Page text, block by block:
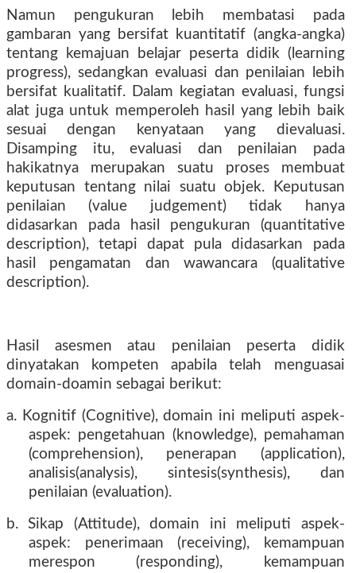
Namun pengukuran lebih membatasi pada
gambaran yang bersifat kuantitatif (angka-angka)
tentang kemajuan belajar peserta didik (learning
progress), sedangkan evaluasi dan penilaian lebih
bersifat kualitatif. Dalam kegiatan evaluasi, fungsi
alat juga untuk memperoleh hasil yang lebih baik
sesuai dengan kenyataan yang dievaluasi.
Disamping itu, evaluasi dan penilaian pada
hakikatnya merupakan suatu proses membuat
keputusan tentang nilai suatu objek. Keputusan
penilaian (value judgement) tidak hanya
didasarkan pada hasil pengukuran (quantitative
description), tetapi dapat pula didasarkan pada
hasil pengamatan dan wawancara (qualitative
description).
Hasil asesmen atau penilaian peserta didik
dinyatakan kompeten apabila telah menguasai
domain-doamin sebagai berikut:
a. Kognitif (Cognitive), domain ini meliputi aspek-
aspek: pengetahuan (knowledge), pemahaman
(comprehension), penerapan (application),
analisis(analysis), sintesis(synthesis), dan
penilaian (evaluation).
b. Sikap (Attitude), domain ini meliputi aspek-
aspek: penerimaan (receiving), kemampuan
merespon (responding), kemampuan